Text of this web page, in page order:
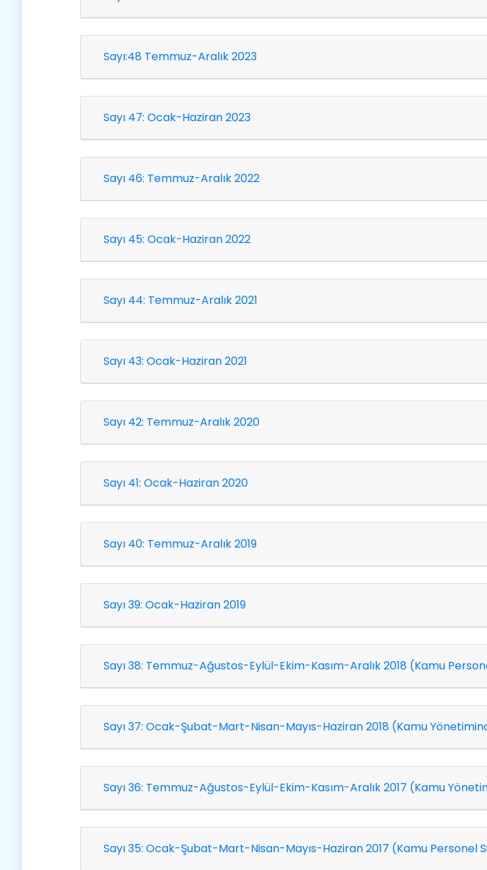
Sayı:48 Temmuz-Aralık 2023
Sayı 47: Ocak-Haziran 2023
Sayı 46: Temmuz-Aralık 2022
Sayı 45: Ocak-Haziran 2022
Sayı 44: Temmuz-Aralık 2021
Sayı 43: Ocak-Haziran 2021
Sayı 42: Temmuz-Aralık 2020
Sayı 41: Ocak-Haziran 2020
Sayı 40: Temmuz-Aralık 2019
Sayı 39: Ocak-Haziran 2019
Sayı 38: Temmuz-Ağustos-Eylül-Ekim-Kasım-Aralık 2018 (Kamu
Sayı 37: Ocak-Şubat-Mart-Nisan-Mayıs-Haziran 2018 (Kamu
Sayı 36: Temmuz-Ağustos-Eylül-Ekim-Kasım-Aralık 2017 (Kamu
Sayı 35: Ocak-Şubat-Mart-Nisan-Mayıs-Haziran 2017 (Kamu Personel